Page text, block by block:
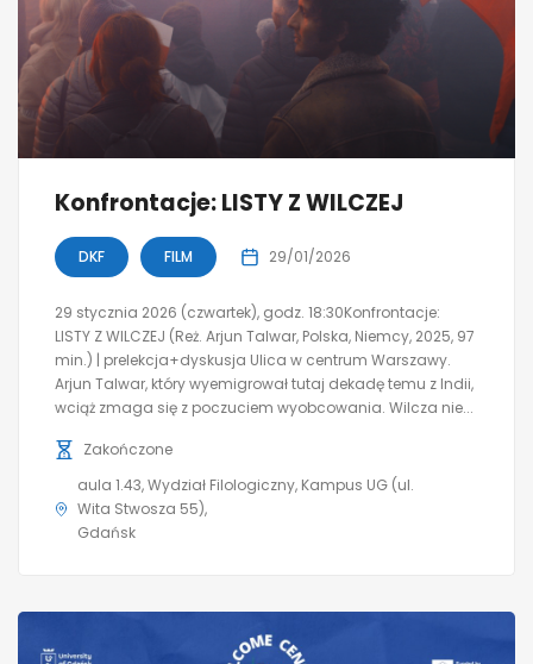
Konfrontacje: LISTY Z WILCZEJ
DKF FILM 29/01/2026
29 stycznia 2026 (czwartek), godz. 18:30Konfrontacje:
LISTY Z WILCZEJ (Reż. Arjun Talwar, Polska, Niemcy, 2025, 97
min.) | prelekcja+dyskusja Ulica w centrum Warszawy.
Arjun Talwar, który wyemigrował tutaj dekadę temu z Indii,
wciąż zmaga się z poczuciem wyobcowania. Wilcza nie...
Zakończone
aula 1.43, Wydział Filologiczny, Kampus UG (ul.
Wita Stwosza 55)
Gdańsk